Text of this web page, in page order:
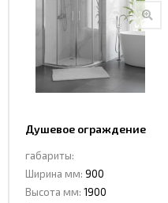
Душевое ограждение
габариты:
Ширина мм: 900
Высота мм: 1900